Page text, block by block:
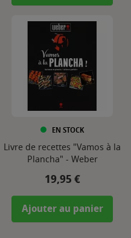
EN STOCK
Livre de recettes "Vamos à la
Plancha" - Weber
Prix
19,95 €
Ajouter au panier